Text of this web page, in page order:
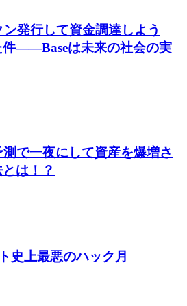
発行して資金調達しよう
件――Baseは未来の社会の実
で一夜にして資産を爆増さ
は！？
史上最悪のハック月